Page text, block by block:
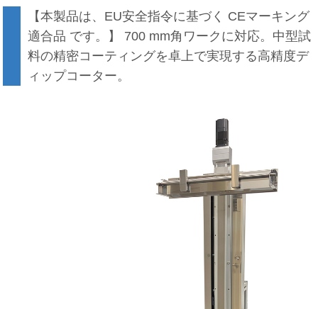
【本製品は、EU安全指令に基づく CEマーキング
適合品 です。】 700 mm角ワークに対応。中型試
料の精密コーティングを卓上で実現する高精度デ
ィップコーター。